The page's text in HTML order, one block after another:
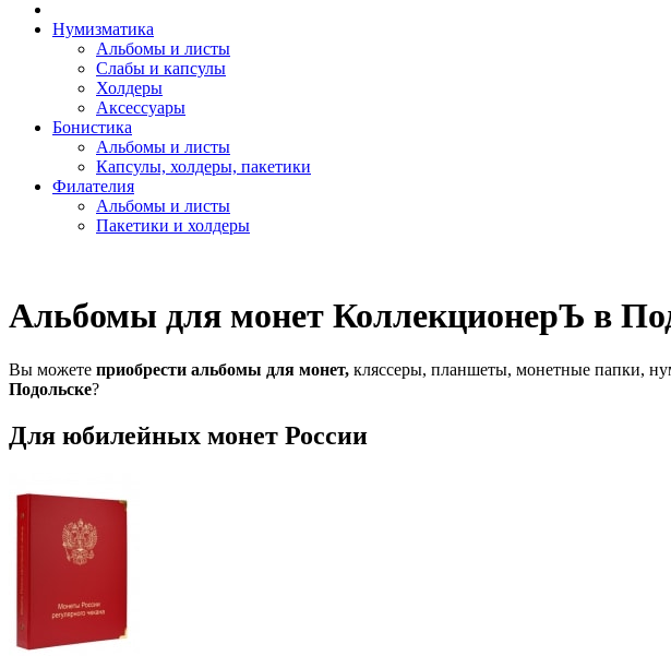
Нумизматика
Альбомы и листы
Слабы и капсулы
Холдеры
Аксессуары
Бонистика
Альбомы и листы
Капсулы, холдеры, пакетики
Филателия
Альбомы и листы
Пакетики и холдеры
Альбомы для монет КоллекционерЪ в
Вы можете приобрести альбомы для монет, кляссеры, планшеты, монетные папки,
Подольске?
Для юбилейных монет России